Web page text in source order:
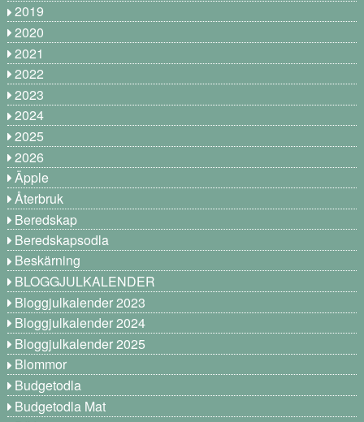
2019
2020
2021
2022
2023
2024
2025
2026
Äpple
Återbruk
Beredskap
Beredskapsodla
Beskärning
BLOGGJULKALENDER
Bloggjulkalender 2023
Bloggjulkalender 2024
Bloggjulkalender 2025
Blommor
Budgetodla
Budgetodla Mat